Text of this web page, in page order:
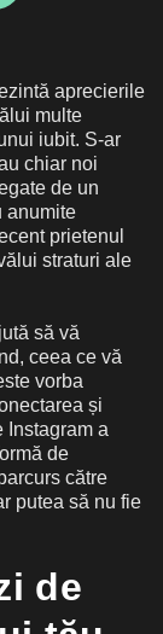
aprecierile
multe
iubit. S-ar
chiar noi
de un
anumite
prietenul
straturi ale
să vă
ceea ce vă
vorba
și
Instagram a
de
către
putea să nu fie
de